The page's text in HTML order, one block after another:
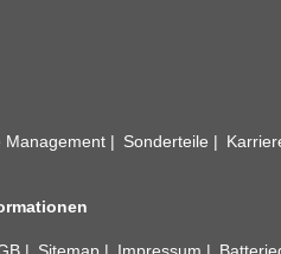
Management Sonderteile